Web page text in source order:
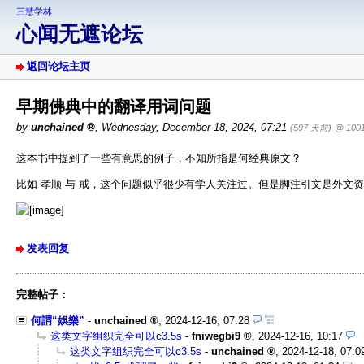
三慧学林
心闻无遮论坛
返回论坛主页
早期佛典中的翻译用词问题
by unchained , Wednesday, December 18, 2024, 07:21 (597 天前) @
这本书中提到了一些有意思的例子，不知所指是何经典原文？
比如 孝顺 与 戒，这个问题似乎很少有学人关注过。但是脚注引文是外文资
发表回复
完整帖子：
何謂“娛樂” - unchained
2024-12-16, 07:28
这类文字组织完全可以c3.5s - fniwegbi9
2024-12-16, 10:17
这类文字组织完全可以c3.5s - unchained
2024-12-18,